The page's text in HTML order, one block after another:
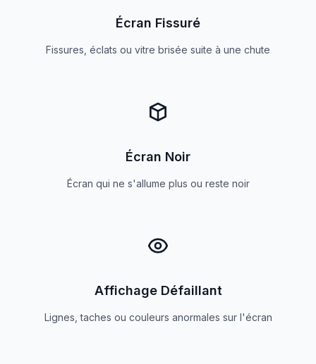
Écran Fissuré
Fissures, éclats ou vitre brisée suite à une chute
Écran Noir
Écran qui ne s'allume plus ou reste noir
Affichage Défaillant
Lignes, taches ou couleurs anormales sur l'écran